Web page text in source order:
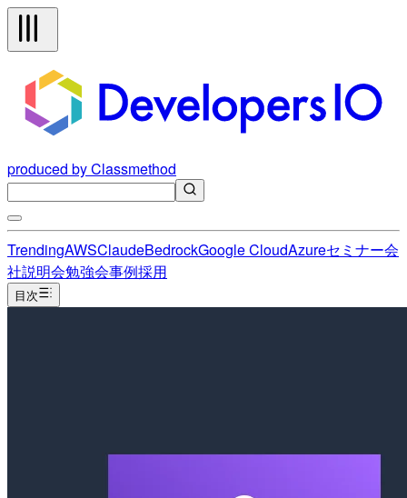
produced by Classmethod
TrendingAWSClaudeBedrockGoogle CloudAzureセミナー会
社説明会勉強会事例採用
目次